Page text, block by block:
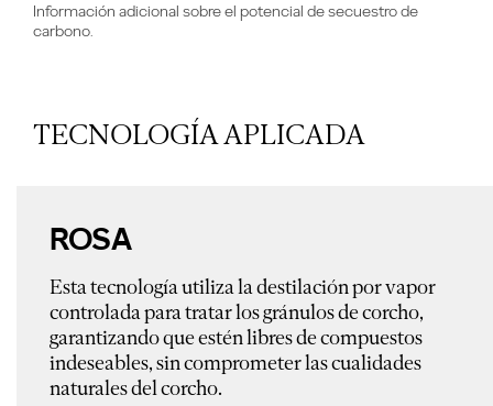
Información adicional sobre el potencial de secuestro de
carbono.
TECNOLOGÍA APLICADA
ROSA
Esta tecnología utiliza la destilación por vapor
controlada para tratar los gránulos de corcho,
garantizando que estén libres de compuestos
indeseables, sin comprometer las cualidades
naturales del corcho.